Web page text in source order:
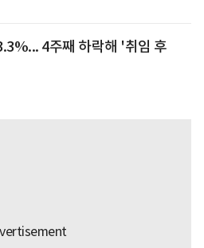
4주째 하락해 '취임 후